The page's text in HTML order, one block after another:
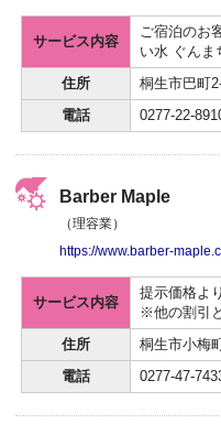
サービス内容
ご宿泊のお
い水 ぐんま
住所 桐生市巴町
電話 0277-22-
Barber Maple
（理容業）
https://www.barber-
サービス内容
提示価格よ
※他の割引
住所 桐生市小梅
電話 0277-47-